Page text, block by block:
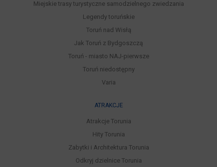
Miejskie trasy turystyczne samodzielnego zwiedzania
Legendy toruńskie
Toruń nad Wisłą
Jak Toruń z Bydgoszczą
Toruń - miasto NAJ-pierwsze
Toruń niedostępny
Varia
ATRAKCJE
Atrakcje Torunia
Hity Torunia
Zabytki i Architektura Torunia
Odkryj dzielnice Torunia